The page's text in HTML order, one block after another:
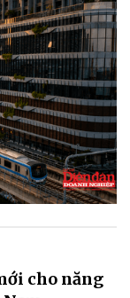
cho năng